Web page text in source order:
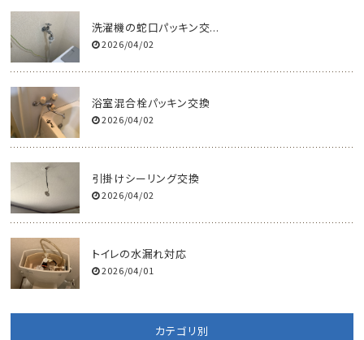
洗濯機の蛇口パッキン交...
2026/04/02
浴室混合栓パッキン交換
2026/04/02
引掛けシーリング交換
2026/04/02
トイレの水漏れ対応
2026/04/01
カテゴリ別